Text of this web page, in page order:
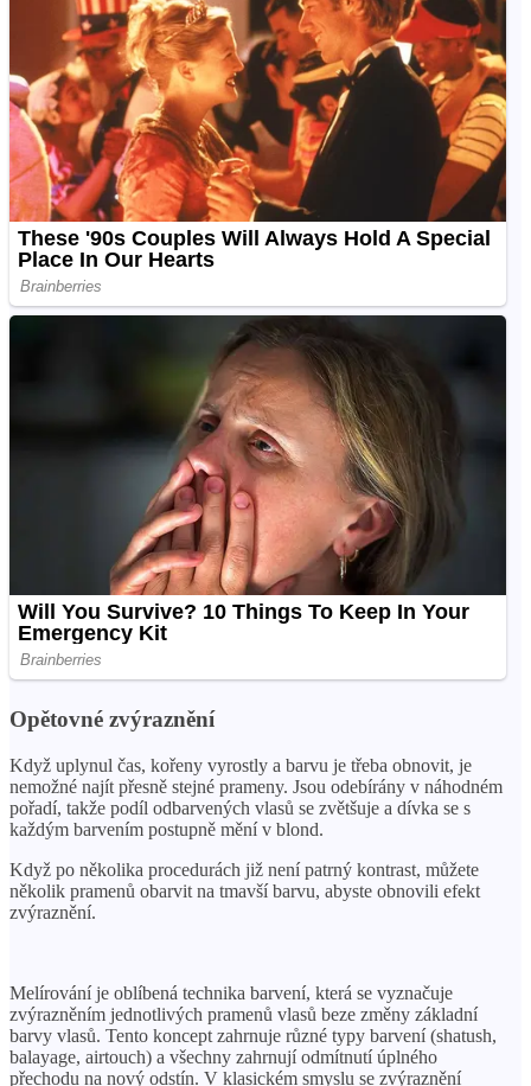
Opětovné zvýraznění
Když uplynul čas, kořeny vyrostly a barvu je třeba obnovit, je
nemožné najít přesně stejné prameny. Jsou odebírány v náhodném
pořadí, takže podíl odbarvených vlasů se zvětšuje a dívka se s
každým barvením postupně mění v blond.
Když po několika procedurách již není patrný kontrast, můžete
několik pramenů obarvit na tmavší barvu, abyste obnovili efekt
zvýraznění.
Melírování je oblíbená technika barvení, která se vyznačuje
zvýrazněním jednotlivých pramenů vlasů beze změny základní
barvy vlasů. Tento koncept zahrnuje různé typy barvení (shatush,
balayage, airtouch) a všechny zahrnují odmítnutí úplného
přechodu na nový odstín. V klasickém smyslu se zvýraznění